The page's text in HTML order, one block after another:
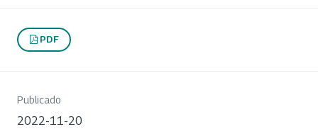
PDF
Publicado
2022-11-20